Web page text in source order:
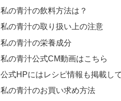
私の青汁の飲料方法は？
私の青汁の取り扱い上の注意
私の青汁の栄養成分
私の青汁公式CM動画はこちら
公式HPにはレシピ情報も掲載し
私の青汁のお買い求め方法